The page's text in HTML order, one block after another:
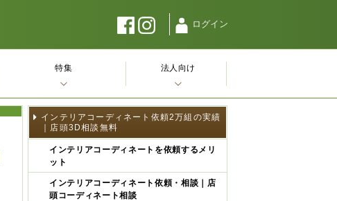
ログイン
インテリアコーディネート依頼2万組の実績
｜店頭3D相談無料
インテリアコーディネートを依頼するメリ
ット
インテリアコーディネート依頼・相談｜店
頭コーディネート相談
特集 法人向け